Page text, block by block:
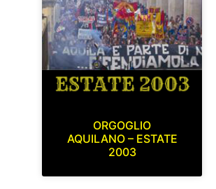
ORGOGLIO
AQUILANO – ESTATE
2003